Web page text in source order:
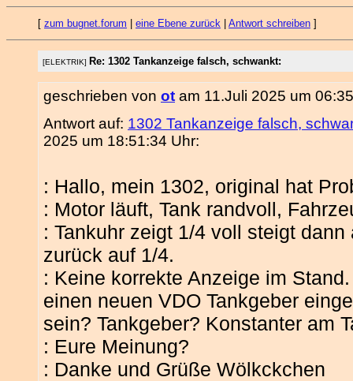
[ zum bugnet.forum eine Ebene zurück Antwort schreiben ]
[ELEKTRIK] Re: 1302 Tankanzeige falsch, schwankt:
geschrieben von ot am 11.Juli 2025 um
Antwort auf: 1302 Tankanzeige falsch,
2025 um 18:51:34 Uhr:
: Hallo, mein 1302, original hat
: Motor läuft, Tank randvoll,
: Tankuhr zeigt 1/4 voll steigt
zurück auf 1/4.
: Keine korrekte Anzeige im
einen neuen VDO Tankgeber
sein? Tankgeber? Konstanter am
: Eure Meinung?
: Danke und Grüße Wölkckchen